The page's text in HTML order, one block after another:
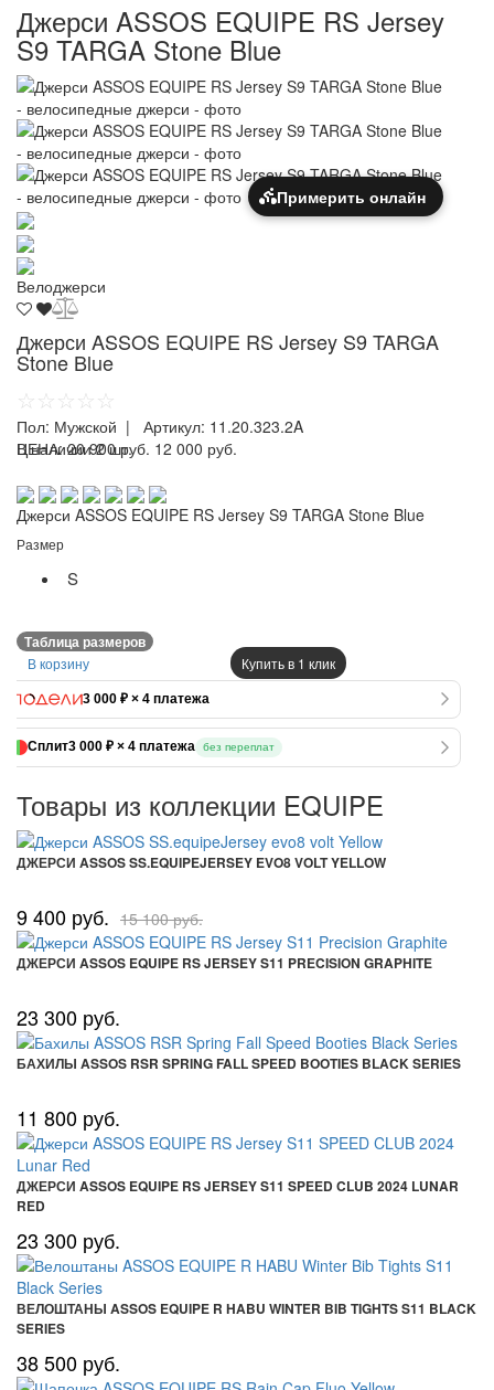
Джерси ASSOS EQUIPE RS Jersey
S9 TARGA Stone Blue
Примерить онлайн
Велоджерси
Джерси ASSOS EQUIPE RS Jersey S9 TARGA
Stone Blue
☆☆☆☆☆
Пол: Мужской | Артикул: 11.20.323.2A
ЦЕНА:20 900 руб. 12 000 руб.
В наличии 2 шт.
Джерси ASSOS EQUIPE RS Jersey S9 TARGA Stone Blue
Размер
S
Таблица размеров
В корзину Купить в 1 клик
3 000 ₽ × 4 платежа
Сплит3 000 ₽ × 4 платежа без переплат
Товары из коллекции EQUIPE
ДЖЕРСИ ASSOS SS.EQUIPEJERSEY EVO8 VOLT YELLOW
9 400 руб. 15 100 руб.
ДЖЕРСИ ASSOS EQUIPE RS JERSEY S11 PRECISION GRAPHITE
23 300 руб.
БАХИЛЫ ASSOS RSR SPRING FALL SPEED BOOTIES BLACK SERIES
11 800 руб.
ДЖЕРСИ ASSOS EQUIPE RS JERSEY S11 SPEED CLUB 2024 LUNAR
RED
23 300 руб.
ВЕЛОШТАНЫ ASSOS EQUIPE R HABU WINTER BIB TIGHTS S11 BLACK
SERIES
38 500 руб.